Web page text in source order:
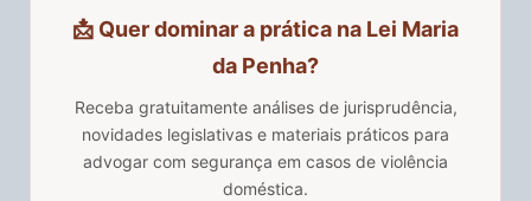
📩 Quer dominar a prática na Lei Maria
da Penha?
Receba gratuitamente análises de jurisprudência,
novidades legislativas e materiais práticos para
advogar com segurança em casos de violência
doméstica.